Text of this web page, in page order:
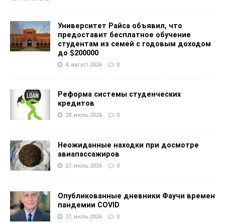
Университет Райса объявил, что
предоставит бесплатное обучение
студентам из семей с годовым доходом
до $200000
4, август 2026 0
Реформа системы студенческих
кредитов
28, июль 2026 0
Неожиданные находки при досмотре
авиапассажиров
27, июль 2026 0
Опубликованные дневники Фаучи времен
пандемии COVID
27, июль 2026 0